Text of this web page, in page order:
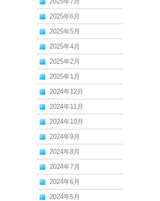
2025年6月
2025年5月
2025年4月
2025年2月
2025年1月
2024年12月
2024年11月
2024年10月
2024年9月
2024年8月
2024年7月
2024年6月
2024年5月